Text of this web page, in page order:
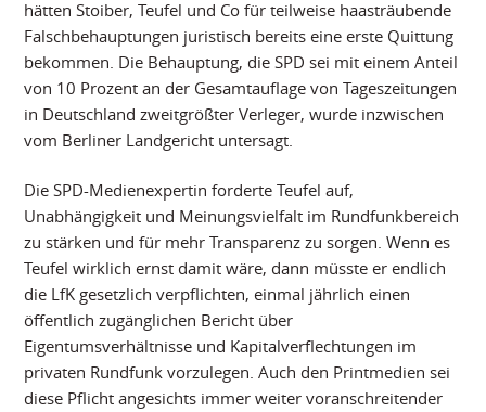
hätten Stoiber, Teufel und Co für teilweise haasträubende
Falschbehauptungen juristisch bereits eine erste Quittung
bekommen. Die Behauptung, die SPD sei mit einem Anteil
von 10 Prozent an der Gesamtauflage von Tageszeitungen
in Deutschland zweitgrößter Verleger, wurde inzwischen
vom Berliner Landgericht untersagt.
Die SPD-Medienexpertin forderte Teufel auf,
Unabhängigkeit und Meinungsvielfalt im Rundfunkbereich
zu stärken und für mehr Transparenz zu sorgen. Wenn es
Teufel wirklich ernst damit wäre, dann müsste er endlich
die LfK gesetzlich verpflichten, einmal jährlich einen
öffentlich zugänglichen Bericht über
Eigentumsverhältnisse und Kapitalverflechtungen im
privaten Rundfunk vorzulegen. Auch den Printmedien sei
diese Pflicht angesichts immer weiter voranschreitender